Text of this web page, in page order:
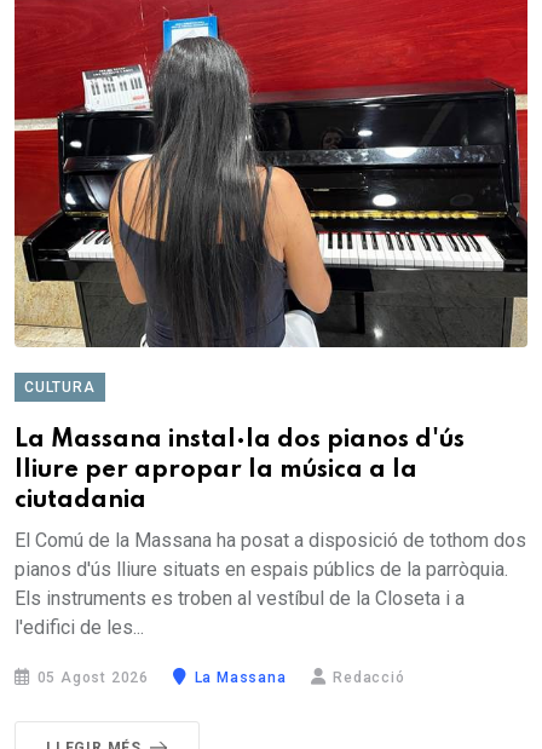
CULTURA
La Massana instal·la dos pianos d'ús
lliure per apropar la música a la
ciutadania
El Comú de la Massana ha posat a disposició de tothom dos
pianos d'ús lliure situats en espais públics de la parròquia.
Els instruments es troben al vestíbul de la Closeta i a
l'edifici de les...
05 Agost 2026 La Massana Redacció